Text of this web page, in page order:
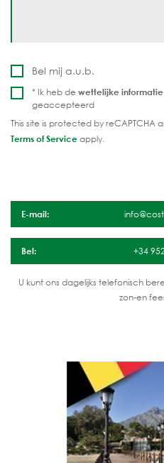
Bel mij a.u.b.
* Ik heb de wettelijke informatie
geaccepteerd
This site is protected by reCAPTCHA
Terms of Serviceapply.
E-mail:
Bel: +34
U kunt ons dagelijks telefonisch
zon-en